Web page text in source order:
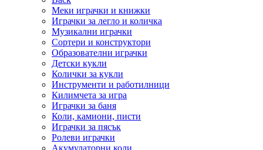
Меки играчки и книжки
Играчки за легло и количка
Музикални играчки
Сортери и конструктори
Образователни играчки
Детски кукли
Колички за кукли
Инструменти и работилници
Килимчета за игра
Играчки за баня
Коли, камиони, писти
Играчки за пясък
Ролеви играчки